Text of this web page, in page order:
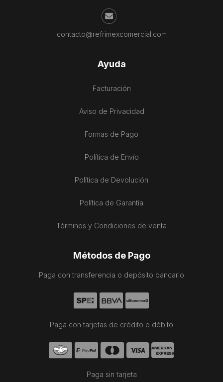
contacto@refrimexcomercial.com
Ayuda
Facturación
Aviso de Privacidad
Formas de Pago
Política de Envío
Política de Devolución
Política de Garantía
Términos y Condiciones de venta
Métodos de Pago
Paga con transferencia o depósito bancario
Paga con tarjetas de crédito o débito
Paga sin tarjeta